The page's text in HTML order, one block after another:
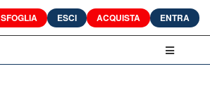
SFOGLIA ESCI ACQUISTA ENTRA